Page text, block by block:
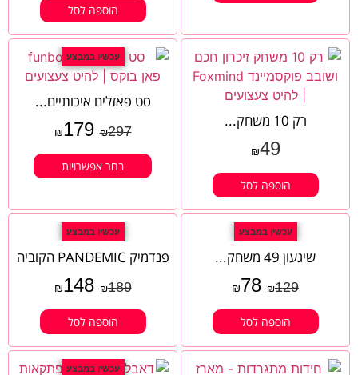
הוספה לסל
רק 10 משחק...
₪49
הוספה לסל
עכשיו במבצע
סט פאזלים איכותיים...
₪297
₪179
בחר אפשרויות
עכשיו במבצע
שיגעון 49 משחק...
₪129
₪78
הוספה לסל
עכשיו במבצע
פנדמיק PANDEMIC הקוביה
₪189
₪148
הוספה לסל
עכשיו במבצע